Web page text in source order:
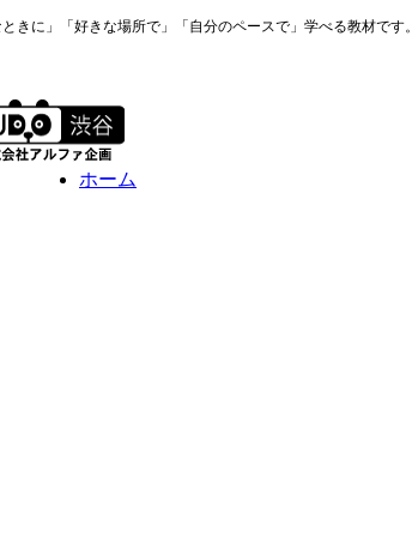
きに」「好きな場所で」「自分のペースで」学べる教材です。
ホーム